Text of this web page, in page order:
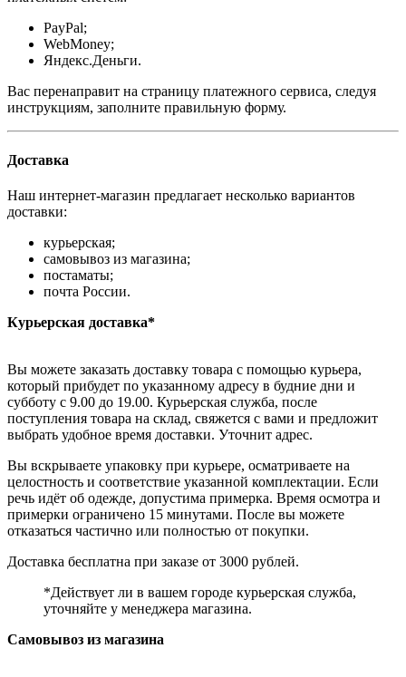
PayPal;
WebMoney;
Яндекс.Деньги.
Вас перенаправит на страницу платежного сервиса, следуя
инструкциям, заполните правильную форму.
Доставка
Наш интернет-магазин предлагает несколько вариантов
доставки:
курьерская;
самовывоз из магазина;
постаматы;
почта России.
Курьерская доставка*
Вы можете заказать доставку товара с помощью курьера,
который прибудет по указанному адресу в будние дни и
субботу с 9.00 до 19.00. Курьерская служба, после
поступления товара на склад, свяжется с вами и предложит
выбрать удобное время доставки. Уточнит адрес.
Вы вскрываете упаковку при курьере, осматриваете на
целостность и соответствие указанной комплектации. Если
речь идёт об одежде, допустима примерка. Время осмотра и
примерки ограничено 15 минутами. После вы можете
отказаться частично или полностью от покупки.
Доставка бесплатна при заказе от 3000 рублей.
*Действует ли в вашем городе курьерская служба,
уточняйте у менеджера магазина.
Самовывоз из магазина